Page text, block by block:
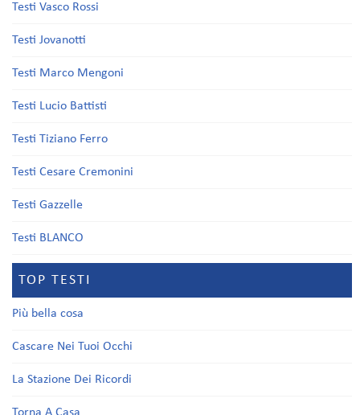
Testi Vasco Rossi
Testi Jovanotti
Testi Marco Mengoni
Testi Lucio Battisti
Testi Tiziano Ferro
Testi Cesare Cremonini
Testi Gazzelle
Testi BLANCO
TOP TESTI
Più bella cosa
Cascare Nei Tuoi Occhi
La Stazione Dei Ricordi